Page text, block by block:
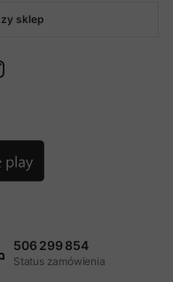
sklep
506 299 854
Status zamówienia